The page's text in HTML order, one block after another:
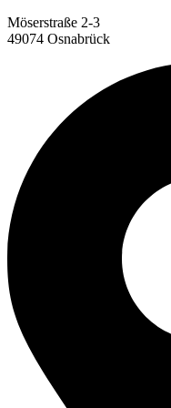
Möserstraße 2-3
49074 Osnabrück